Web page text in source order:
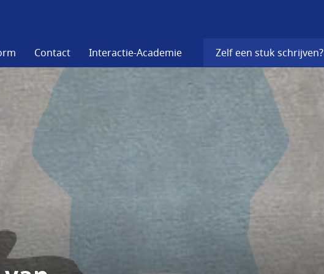
Contact Interactie-Academie Zelf een stuk schrijven?